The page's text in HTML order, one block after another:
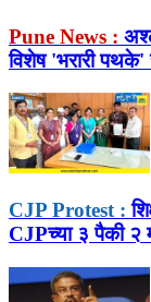
Pune News :
विशेष 'भरारी
CJP Protest :
CJPच्या ३ पैकी २